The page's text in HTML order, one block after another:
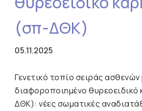
(σπ-ΔΘΚ)
05.11.2025
Γενετικό τοπίο σειράς
διαφοροποιημένο
ΔΘΚ): νέες σωματικές